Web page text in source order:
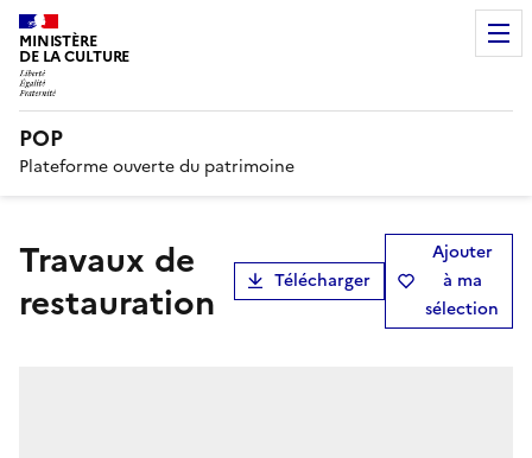
MINISTÈRE
DE LA CULTURE
POP
Plateforme ouverte du patrimoine
Travaux de
restauration
Télécharger
Ajouter
à ma
sélection